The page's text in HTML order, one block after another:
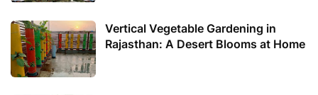
Vertical Vegetable Gardening in
Rajasthan: A Desert Blooms at Home